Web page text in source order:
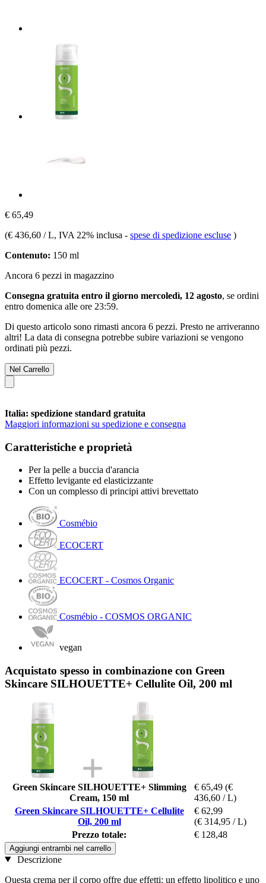
€ 65,49
(€ 436,60 / L, IVA 22% inclusa - spese di spedizione escluse )
Contenuto: 150 ml
Ancora 6 pezzi in magazzino
Consegna gratuita entro il giorno mercoledì, 12 agosto, se ordini
entro domenica alle ore 23:59.
Di questo articolo sono rimasti ancora 6 pezzi. Presto ne arriveranno
altri! La data di consegna potrebbe subire variazioni se vengono
ordinati più pezzi.
Nel Carrello
Italia: spedizione standard gratuita
Maggiori informazioni su spedizione e consegna
Caratteristiche e proprietà
Per la pelle a buccia d'arancia
Effetto levigante ed elasticizzante
Con un complesso di principi attivi brevettato
Cosmébio
ECOCERT
ECOCERT - Cosmos Organic
Cosmébio - COSMOS ORGANIC
vegan
Acquistato spesso in combinazione con Green
Skincare SILHOUETTE+ Cellulite Oil, 200 ml
Green Skincare SILHOUETTE+ Slimming
Cream, 150 ml
€ 65,49 (€
436,60 / L)
Green Skincare SILHOUETTE+ Cellulite
Oil, 200 ml
€ 62,99
(€ 314,95 / L)
Prezzo totale:
€ 128,48
Aggiungi entrambi nel carrello
Descrizione
Questa crema per il corpo offre due effetti: un effetto lipolitico e uno